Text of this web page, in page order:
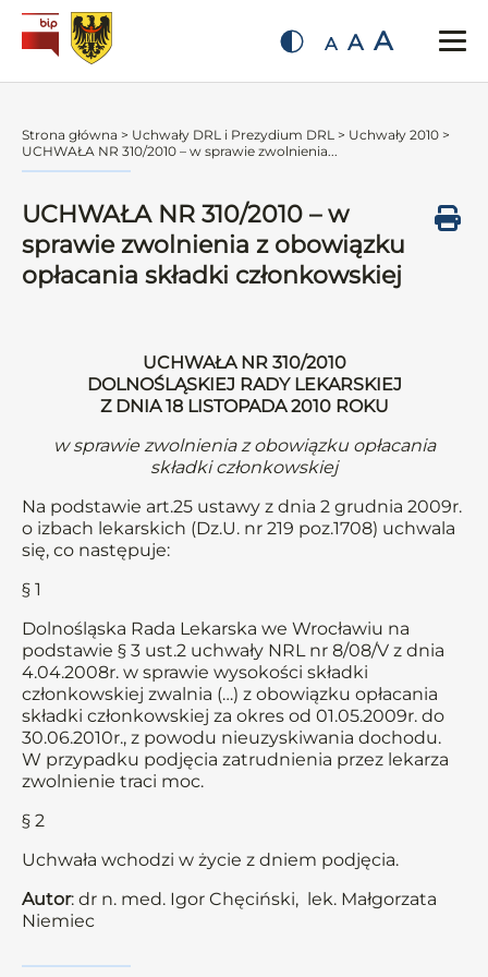
A A A
Strona główna > Uchwały DRL i Prezydium DRL > Uchwały 2010 >
UCHWAŁA NR 310/2010 – w sprawie zwolnienia...
UCHWAŁA NR 310/2010 – w
sprawie zwolnienia z obowiązku
opłacania składki członkowskiej
UCHWAŁA NR 310/2010
DOLNOŚLĄSKIEJ RADY LEKARSKIEJ
Z DNIA 18 LISTOPADA 2010 ROKU
w sprawie zwolnienia z obowiązku opłacania
składki członkowskiej
Na podstawie art.25 ustawy z dnia 2 grudnia 2009r.
o izbach lekarskich (Dz.U. nr 219 poz.1708) uchwala
się, co następuje:
§ 1
Dolnośląska Rada Lekarska we Wrocławiu na
podstawie § 3 ust.2 uchwały NRL nr 8/08/V z dnia
4.04.2008r. w sprawie wysokości składki
członkowskiej zwalnia (…) z obowiązku opłacania
składki członkowskiej za okres od 01.05.2009r. do
30.06.2010r., z powodu nieuzyskiwania dochodu.
W przypadku podjęcia zatrudnienia przez lekarza
zwolnienie traci moc.
§ 2
Uchwała wchodzi w życie z dniem podjęcia.
Autor: dr n. med. Igor Chęciński, lek. Małgorzata
Niemiec